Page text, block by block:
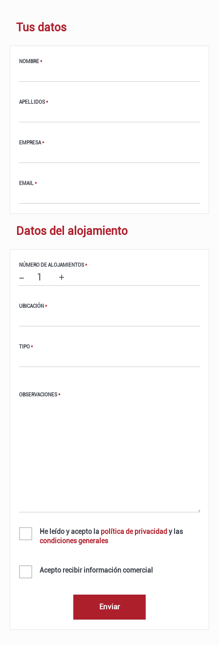
Tus datos
NOMBRE*
APELLIDOS*
EMPRESA*
EMAIL*
Datos del alojamiento
NÚMERO DE ALOJAMIENTOS*
– +
UBICACIÓN *
TIPO*
OBSERVACIONES*
He leído y acepto la política de privacidad y las
condiciones generales
Acepto recibir información comercial